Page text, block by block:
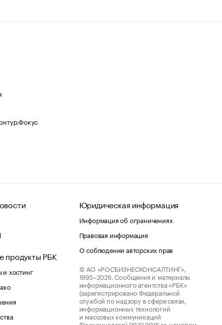
продукты РБК
хостинг
Юридическая информация
Информация об ограничениях
Правовая информация
О соблюдении авторских прав
© АО «РОСБИЗНЕСКОНСАЛТИНГ»,
1995–2026. Сообщения и материалы
информационного агентства «РБК»
(зарегистрировано Федеральной
службой по надзору в сфере связи,
информационных технологий
и массовых коммуникаций